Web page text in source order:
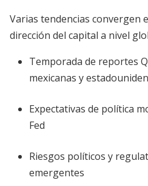
Varias tendencias convergen
dirección del capital a nivel
Temporada de reportes
mexicanas y
Expectativas de política
Fed
Riesgos políticos y
emergentes